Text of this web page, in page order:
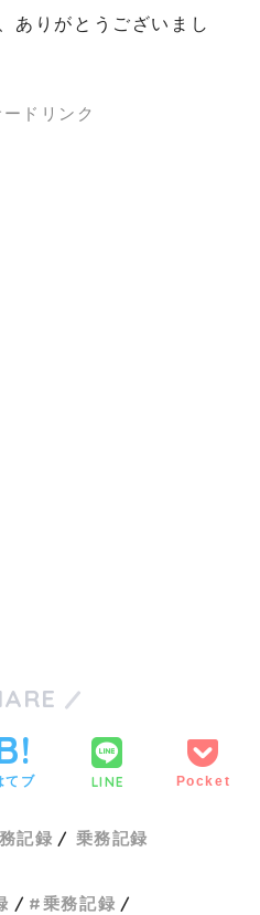
ありがとうございまし
ドリンク
てブ LINE Pocket
記録
乗務記録
乗務記録